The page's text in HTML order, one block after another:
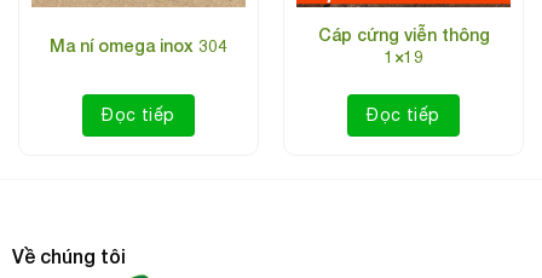
Ma ní omega inox 304
Đọc tiếp
Cáp cứng viễn thông
1×19
Đọc tiếp
Về chúng tôi